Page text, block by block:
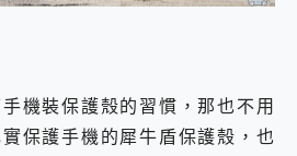
機裝保護殼的習慣，那也不用
保護手機的犀牛盾保護殼，也